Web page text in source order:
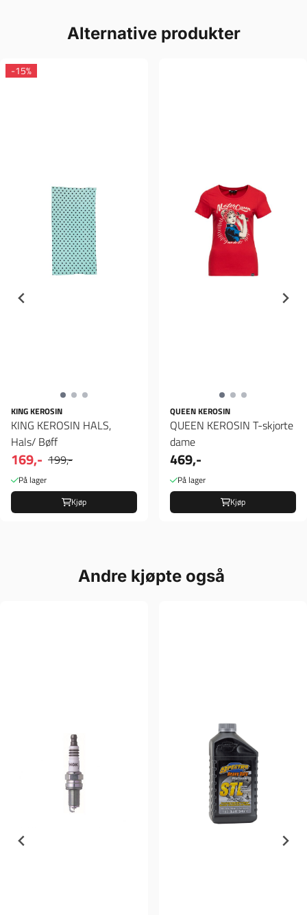
Alternative produkter
-15%
KING KEROSIN
KING KEROSIN HALS,
Hals/ Bøff
169,- 199,-
På lager
Kjøp
QUEEN KEROSIN
QUEEN KEROSIN T-skjorte
dame
469,-
På lager
Kjøp
Andre kjøpte også